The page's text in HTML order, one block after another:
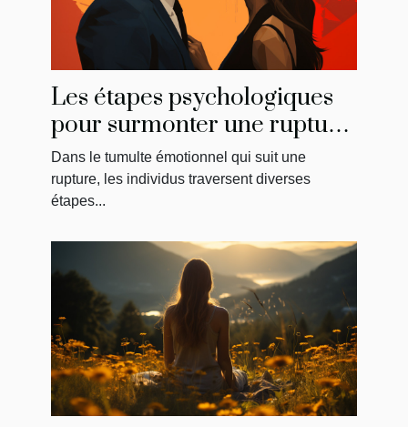
Les étapes psychologiques
pour surmonter une rupture
et reconquérir son ancien
amour
Dans le tumulte émotionnel qui suit une
rupture, les individus traversent diverses
étapes...